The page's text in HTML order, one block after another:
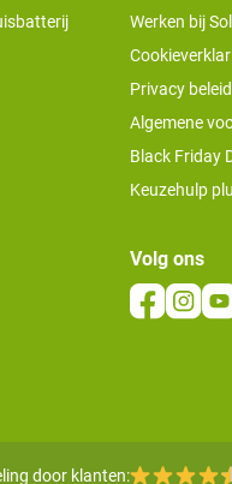
Werken bij
Privacy beleid
Algemene
Black Friday
Keuzehulp
Volg ons
door klanten: